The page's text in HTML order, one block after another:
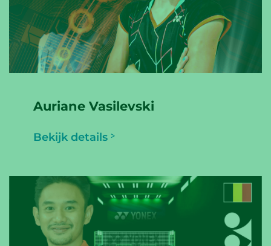
Auriane Vasilevski
Bekijk details